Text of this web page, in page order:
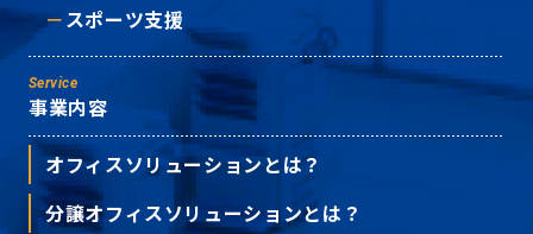
スポーツ支援
Service
事業内容
オフィスソリューションとは？
分譲オフィスソリューションとは？